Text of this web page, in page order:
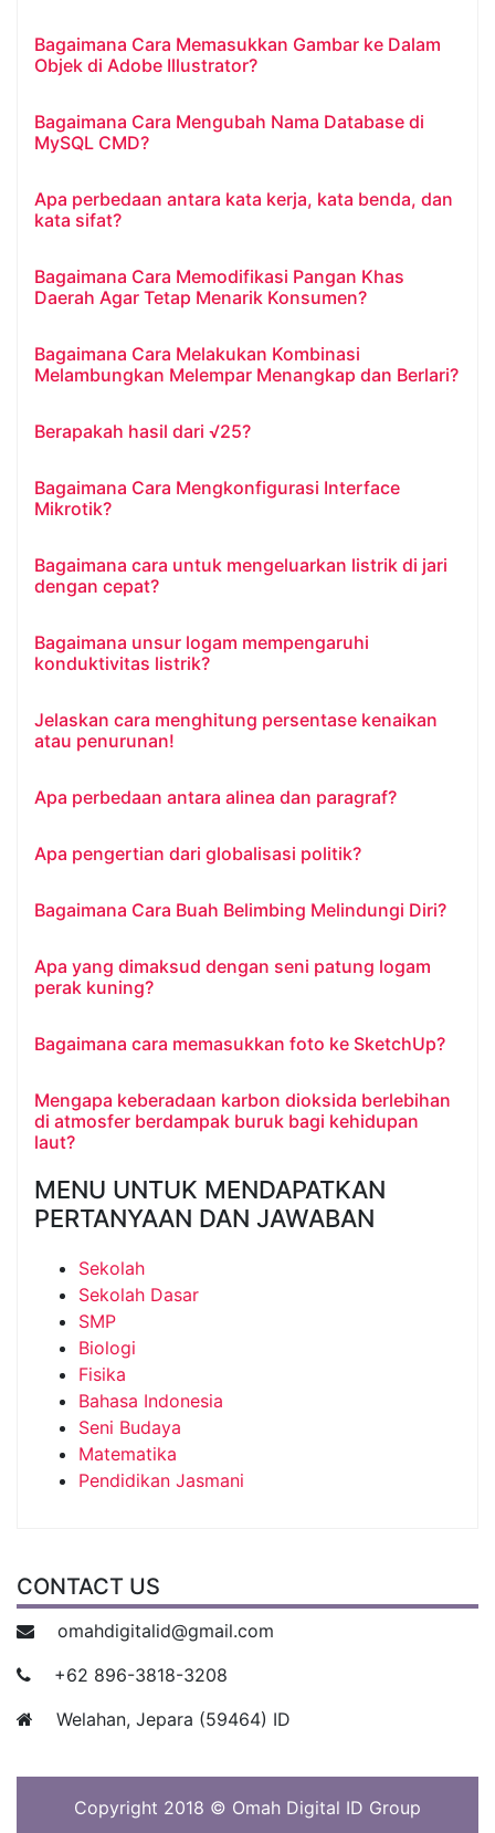
Bagaimana Cara Memasukkan Gambar ke Dalam
Objek di Adobe Illustrator?
Bagaimana Cara Mengubah Nama Database di
MySQL CMD?
Apa perbedaan antara kata kerja, kata benda, dan
kata sifat?
Bagaimana Cara Memodifikasi Pangan Khas
Daerah Agar Tetap Menarik Konsumen?
Bagaimana Cara Melakukan Kombinasi
Melambungkan Melempar Menangkap dan Berlari?
Berapakah hasil dari √25?
Bagaimana Cara Mengkonfigurasi Interface
Mikrotik?
Bagaimana cara untuk mengeluarkan listrik di jari
dengan cepat?
Bagaimana unsur logam mempengaruhi
konduktivitas listrik?
Jelaskan cara menghitung persentase kenaikan
atau penurunan!
Apa perbedaan antara alinea dan paragraf?
Apa pengertian dari globalisasi politik?
Bagaimana Cara Buah Belimbing Melindungi Diri?
Apa yang dimaksud dengan seni patung logam
perak kuning?
Bagaimana cara memasukkan foto ke SketchUp?
Mengapa keberadaan karbon dioksida berlebihan
di atmosfer berdampak buruk bagi kehidupan
laut?
MENU UNTUK MENDAPATKAN
PERTANYAAN DAN JAWABAN
Sekolah
Sekolah Dasar
SMP
Biologi
Fisika
Bahasa Indonesia
Seni Budaya
Matematika
Pendidikan Jasmani
CONTACT US
omahdigitalid@gmail.com
+62 896-3818-3208
Welahan, Jepara (59464) ID
Copyright 2018 © Omah Digital ID Group